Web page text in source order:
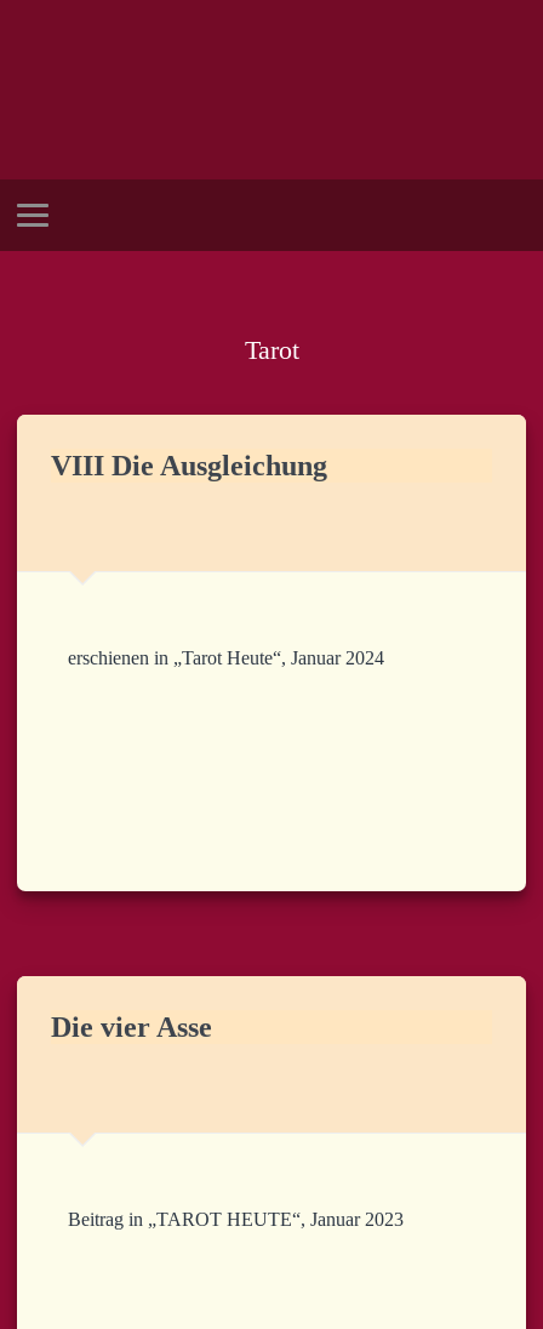
Tarot
VIII Die Ausgleichung
erschienen in „Tarot Heute“, Januar 2024
Die vier Asse
Beitrag in „TAROT HEUTE“, Januar 2023